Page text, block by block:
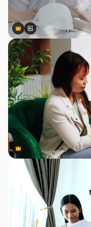
Premium
Premium
สร้างขึ้นโดย AI
Premium
Premium